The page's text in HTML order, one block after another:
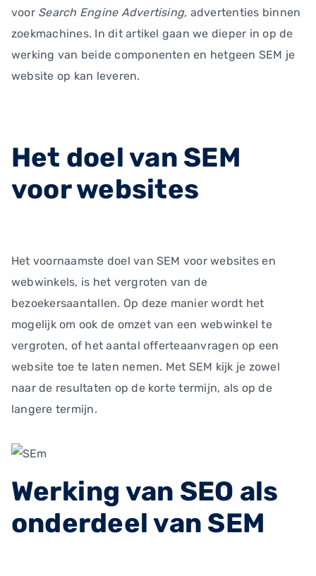
voor Search Engine Advertising, advertenties binnen
zoekmachines. In dit artikel gaan we dieper in op de
werking van beide componenten en hetgeen SEM je
website op kan leveren.
Het doel van SEM
voor websites
Het voornaamste doel van SEM voor websites en
webwinkels, is het vergroten van de
bezoekersaantallen. Op deze manier wordt het
mogelijk om ook de omzet van een webwinkel te
vergroten, of het aantal offerteaanvragen op een
website toe te laten nemen. Met SEM kijk je zowel
naar de resultaten op de korte termijn, als op de
langere termijn.
Werking van SEO als
onderdeel van SEM